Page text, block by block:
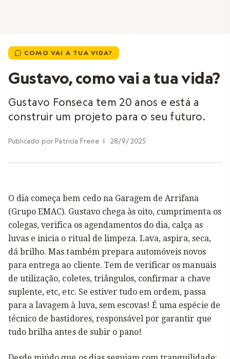
 COMO VAI A TUA VIDA?
Gustavo, como vai a tua vida?
Gustavo Fonseca tem 20 anos e está a
construir um projeto para o seu futuro.
Publicado por Patricía Freire | 28/9/2025
O dia começa bem cedo na Garagem de Arrifana
(Grupo EMAC). Gustavo chega às oito, cumprimenta os
colegas, verifica os agendamentos do dia, calça as
luvas e inicia o ritual de limpeza. Lava, aspira, seca,
dá brilho. Mas também prepara automóveis novos
para entrega ao cliente. Tem de verificar os manuais
de utilização, coletes, triângulos, confirmar a chave
suplente, etc, etc. Se estiver tudo em ordem, passa
para a lavagem à luva, sem escovas! É uma espécie de
técnico de bastidores, responsável por garantir que
tudo brilha antes de subir o pano!